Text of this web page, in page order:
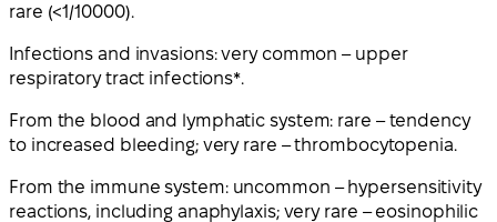
rare (<1/10000).
Infections and invasions: very common – upper
respiratory tract infections*.
From the blood and lymphatic system: rare – tendency
to increased bleeding; very rare – thrombocytopenia.
From the immune system: uncommon – hypersensitivity
reactions, including anaphylaxis; very rare – eosinophilic